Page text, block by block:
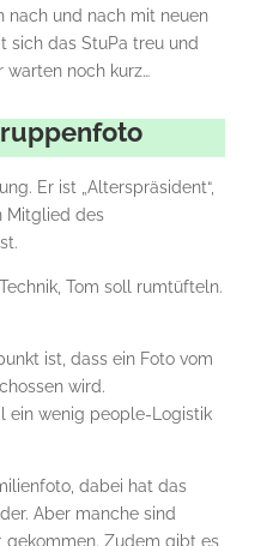
nach und nach mit neuen
sich das StuPa treu und
noch kurz…
Er ist „Alterspräsident“,
Mitglied des
Tom soll rumtüfteln.
ist, dass ein Foto vom
wird.
ein wenig people-Logistik
dabei hat das
Aber manche sind
Zudem gibt es